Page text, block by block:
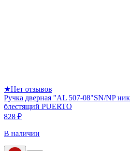
★Нет отзывов
Ручка дверная "AL 507-08"SN/NP
блестящий PUERTO
828 ₽
В наличии